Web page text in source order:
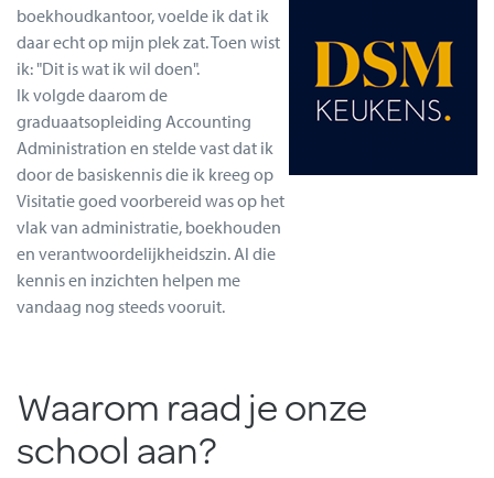
boekhoudkantoor, voelde ik dat ik
daar echt op mijn plek zat. Toen wist
ik: "Dit is wat ik wil doen".
Ik volgde daarom de
graduaatsopleiding Accounting
Administration en stelde vast dat ik
door de basiskennis die ik kreeg op
Visitatie goed voorbereid was op het
vlak van administratie, boekhouden
en verantwoordelijkheidszin. Al die
kennis en inzichten helpen me
vandaag nog steeds vooruit.
Waarom raad je onze
school aan?